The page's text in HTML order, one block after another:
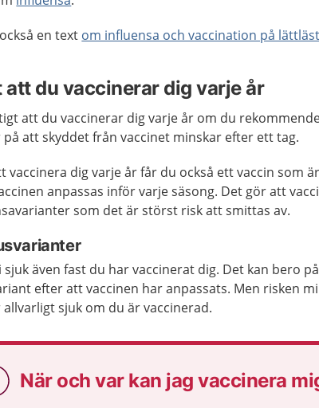
en text om influensa och vaccination på
du vaccinerar dig varje år
att du vaccinerar dig varje år om du
att skyddet från vaccinet minskar efter ett tag.
vaccinera dig varje år får du också ett vaccin som
anpassas inför varje säsong. Det gör att
som det är störst risk att smittas av.
sjuk även fast du har vaccinerat dig. Det kan bero
efter att vaccinen har anpassats. Men risken
sjuk om du är vaccinerad.
När och var kan jag vaccinera